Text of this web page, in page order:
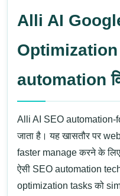
Alli AI
Optimization
automation
Alli AI SEO automation-
जाता है। यह खासतौर पर
faster manage करने के लिए
ऐसी SEO automation
optimization tasks को